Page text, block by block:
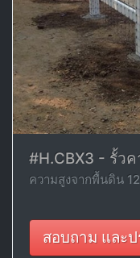
#H.CBX3 - รั้ว
ความสูงจากพื้นดิน
สอบถาม และ